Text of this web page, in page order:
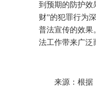
到预期的防护效
财”的犯罪行为
普法宣传的效果
法工作带来广泛
来源：根据